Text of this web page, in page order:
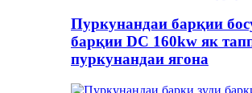
Пуркунандаи барқии
барқии DC 160kw як
пуркунандаи ягона